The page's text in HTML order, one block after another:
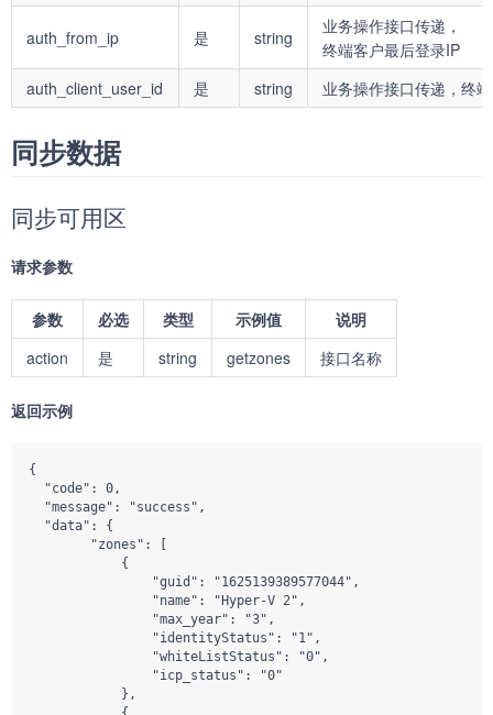
auth_from_ip 是 string
业务操作接口传递，
终端客户最后登录IP
auth_client_user_id
是 string 业务操作接口传递，终
同步数据
同步可用区
请求参数
参数 必选 类型 示例值
说明
action
是 string getzones 接口名称
返回示例
{
  "code": 0,
  "message": "success",
  "data": {
        "zones": [
            {
                "guid": "1625139389577044",
                "name": "Hyper-V 2",
                "max_year": "3",
                "identityStatus": "1",
                "whiteListStatus": "0",
                "icp_status": "0"
            },